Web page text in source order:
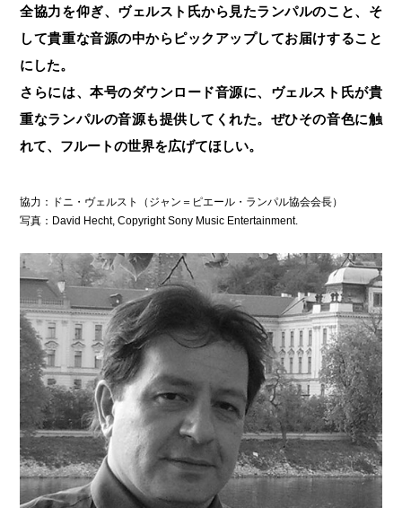
全協力を仰ぎ、ヴェルスト氏から見たランパルのこと、そ
して貴重な音源の中からピックアップしてお届けすること
にした。
さらには、本号のダウンロード音源に、ヴェルスト氏が貴
重なランパルの音源も提供してくれた。ぜひその音色に触
れて、フルートの世界を広げてほしい。
協力：ドニ・ヴェルスト（ジャン＝ピエール・ランパル協会会長）
写真：David Hecht, Copyright Sony Music Entertainment.